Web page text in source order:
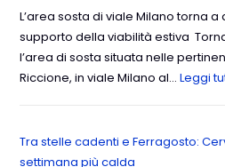
L’area sosta di viale Milano torna
supporto della viabilità estiva
l’area di sosta situata nelle
Riccione, in viale Milano al…Leggi
Tra stelle cadenti e Ferragosto:
settimana più calda